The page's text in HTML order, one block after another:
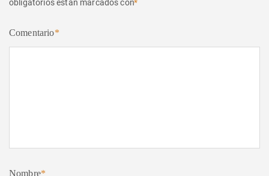
obligatorios están marcados con*
Comentario*
Nombre*